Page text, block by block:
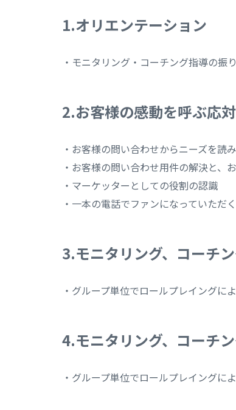
1.オリエンテーション
・モニタリング・コーチング指導の振
2.お客様の感動を呼ぶ応
・お客様の問い合わせからニーズを読
・お客様の問い合わせ用件の解決と、
・マーケッターとしての役割の認識
・一本の電話でファンになっていただ
3.モニタリング、コーチ
・グループ単位でロールプレイングに
4.モニタリング、コーチ
・グループ単位でロールプレイングに